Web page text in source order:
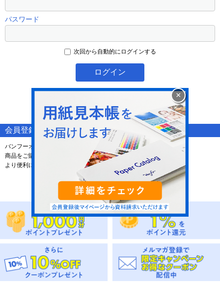
パスワード
次回から自動的にログインする
ログイン
ID・パスワードの両方を忘れた方はこちら
会員登録されていないお客様
バンフーオンラインショップは会員登録をしなくても
商品をご購入いただけますが、ご登録をしていただきますと、
より便利にお使いいただけます。ぜひこの機会にご登録ください。
新規会員登録
×